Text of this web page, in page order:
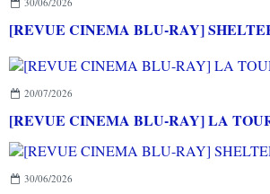
[REVUE CINEMA BLU-RAY]
20/07/2026
[REVUE CINEMA BLU-RAY] LA
30/06/2026